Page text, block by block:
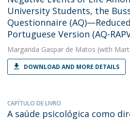
University Students, the
Questionnaire
Portuguese Version (AQ-
Margarida Gaspar de Matos (with
DOWNLOAD AND MORE DETAILS
CAPÍTULO DE LIVRO
A saúde psicológica como